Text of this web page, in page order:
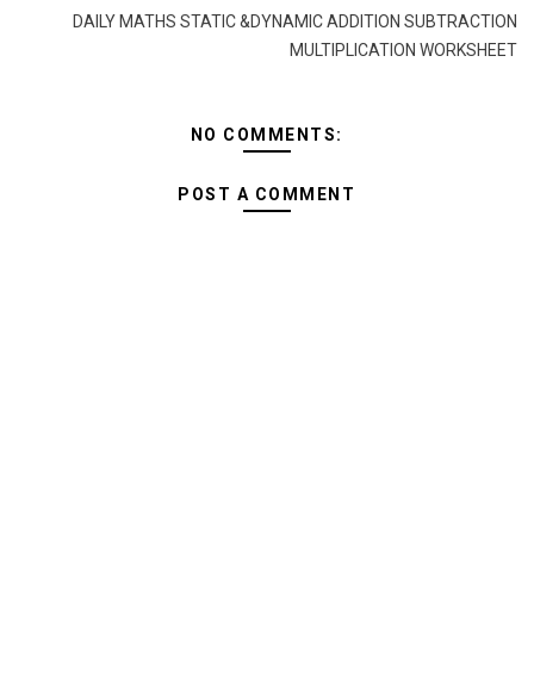
DAILY MATHS STATIC &DYNAMIC ADDITION SUBTRACTION
MULTIPLICATION WORKSHEET
NO COMMENTS:
POST A COMMENT